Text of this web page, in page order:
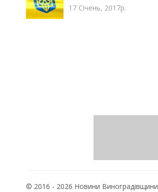
17 Січень, 2017р.
© 2016 - 2026 Новини Виноградівщини